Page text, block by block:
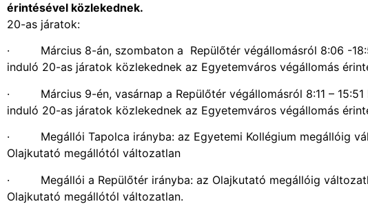
érintésével közlekednek.
20-as járatok:
· Március 8-án, szombaton a Repülőtér végállomásról 8:06 -
induló 20-as járatok közlekednek az Egyetemváros végállomás
· Március 9-én, vasárnap a Repülőtér végállomásról 8:11 –
induló 20-as járatok közlekednek az Egyetemváros végállomás
· Megállói Tapolca irányba: az Egyetemi Kollégium megállóig
Olajkutató megállótól változatlan
· Megállói a Repülőtér irányba: az Olajkutató megállóig
Olajkutató megállótól változatlan.